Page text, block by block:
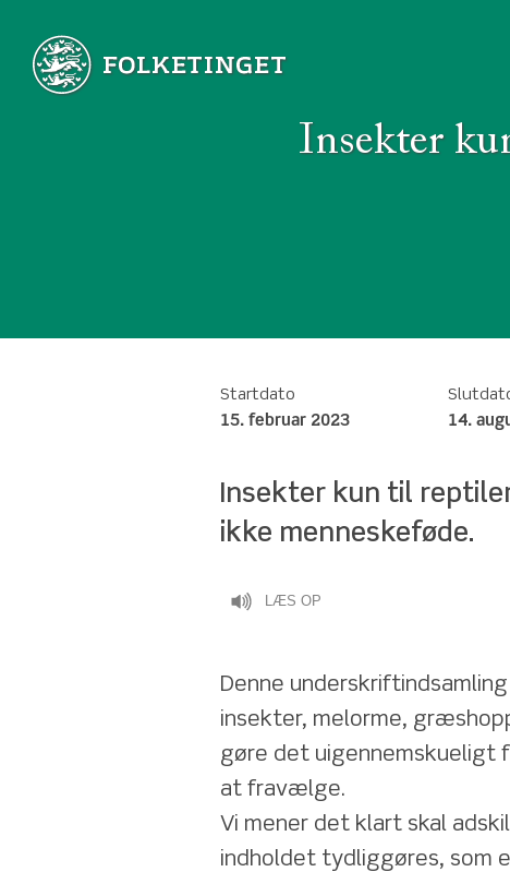
Insekter
Startdato
15. februar 2023
14.
Insekter kun til
ikke menneskeføde.
LÆS OP
Denne
insekter, melorme,
gøre det
at fravælge.
Vi mener det klart skal
indholdet tydliggøres, som